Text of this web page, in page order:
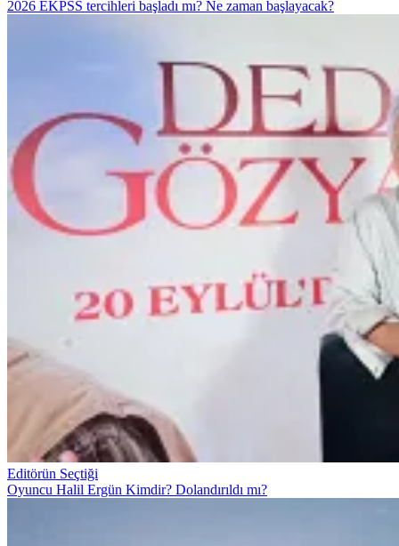
2026 EKPSS tercihleri başladı mı? Ne zaman başlayacak?
Editörün Seçtiği
Oyuncu Halil Ergün Kimdir? Dolandırıldı mı?